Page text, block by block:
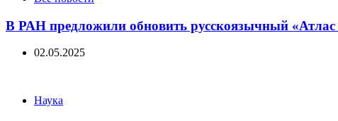
В РАН предложили обновить русскоязычный
02.05.2025
Categories
Наука